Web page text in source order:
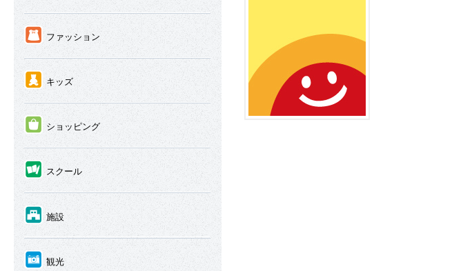
③ ファッション
④ キッズ
⑤ ショッピング
⑥ スクール
⑦ 施設
⑧ 観光